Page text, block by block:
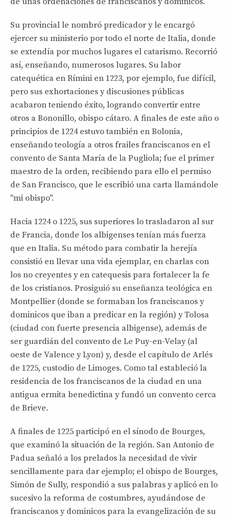
Su provincial le nombró predicador y le encargó
ejercer su ministerio por todo el norte de Italia, donde
se extendía por muchos lugares el catarismo. Recorrió
así, enseñando, numerosos lugares. Su labor
catequética en Rímini en 1223, por ejemplo, fue difícil,
pero sus exhortaciones y discusiones públicas
acabaron teniendo éxito, logrando convertir entre
otros a Bononillo, obispo cátaro. A finales de este año o
principios de 1224 estuvo también en Bolonia,
enseñando teología a otros frailes franciscanos en el
convento de Santa María de la Pugliola; fue el primer
maestro de la orden, recibiendo para ello el permiso
de San Francisco, que le escribió una carta llamándole
"mi obispo".
Hacia 1224 o 1225, sus superiores lo trasladaron al sur
de Francia, donde los albigenses tenían más fuerza
que en Italia. Su método para combatir la herejía
consistió en llevar una vida ejemplar, en charlas con
los no creyentes y en catequesis para fortalecer la fe
de los cristianos. Prosiguió su enseñanza teológica en
Montpellier (donde se formaban los franciscanos y
dominicos que iban a predicar en la región) y Tolosa
(ciudad con fuerte presencia albigense), además de
ser guardián del convento de Le Puy-en-Velay (al
oeste de Valence y Lyon) y, desde el capítulo de Arlés
de 1225, custodio de Limoges. Como tal estableció la
residencia de los franciscanos de la ciudad en una
antigua ermita benedictina y fundó un convento cerca
de Brieve.
A finales de 1225 participó en el sínodo de Bourges,
que examinó la situación de la región. San Antonio de
Padua señaló a los prelados la necesidad de vivir
sencillamente para dar ejemplo; el obispo de Bourges,
Simón de Sully, respondió a sus palabras y aplicó en lo
sucesivo la reforma de costumbres, ayudándose de
franciscanos y dominicos para la evangelización de su